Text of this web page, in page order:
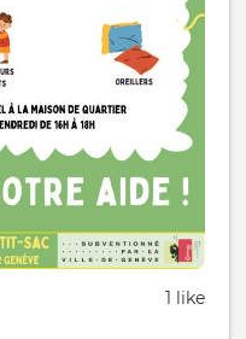
1 like